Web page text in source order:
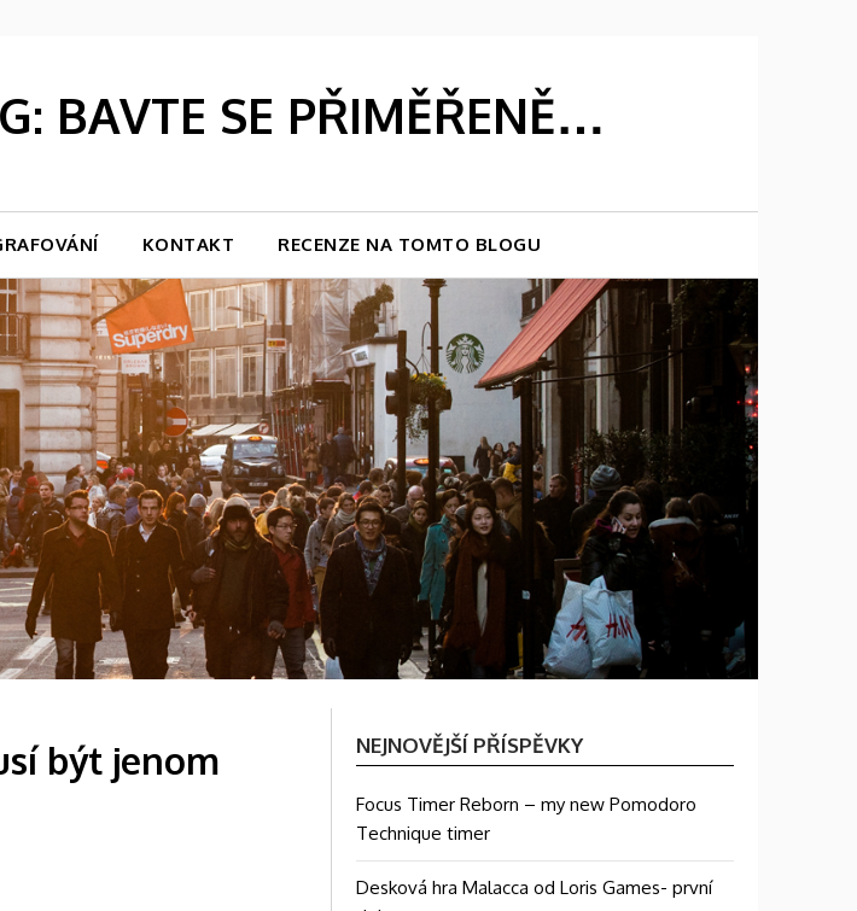
BAVTE SE PŘIMĚŘENĚ…
KONTAKT RECENZE NA TOMTO BLOGU
být jenom
NEJNOVĚJŠÍ PŘÍSPĚVKY
Focus Timer Reborn – my new Pomodoro
Technique timer
Desková hra Malacca od Loris Games- první